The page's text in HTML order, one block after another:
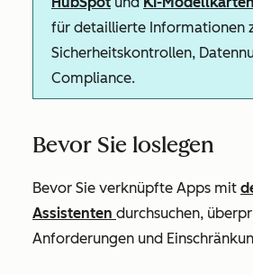
für detaillierte Informationen
Sicherheitskontrollen,
Compliance.
Bevor Sie loslegen
Bevor Sie verknüpfte Apps mit
Assistenten durchsuchen,
Anforderungen und